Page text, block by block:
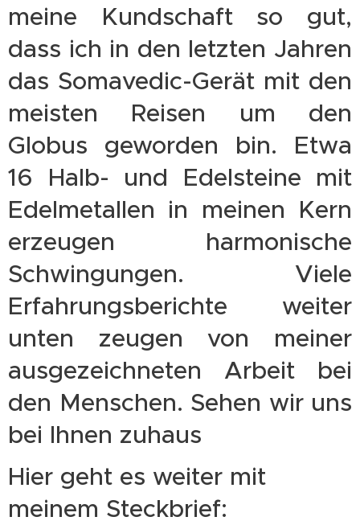
meine Kundschaft so gut,
dass ich in den letzten Jahren
das Somavedic-Gerät mit den
meisten Reisen um den
Globus geworden bin. Etwa
16 Halb- und Edelsteine mit
Edelmetallen in meinen Kern
erzeugen harmonische
Schwingungen. Viele
Erfahrungsberichte weiter
unten zeugen von meiner
ausgezeichneten Arbeit bei
den Menschen. Sehen wir uns
bei Ihnen zuhaus
Hier geht es weiter mit
meinem Steckbrief: